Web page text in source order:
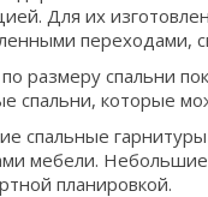
Для их
переходами,
размеру спальни
спальни, которые
спальные гарнитуры
мебели. Небольшие
планировкой.